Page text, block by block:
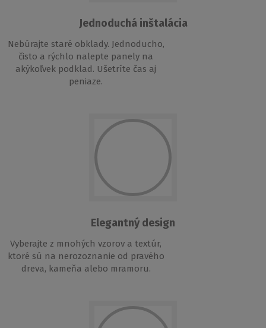
Jednoduchá inštalácia
Nebúrajte staré obklady. Jednoducho,
čisto a rýchlo nalepte panely na
akýkoľvek podklad. Ušetríte čas aj
peniaze.
Elegantný design
Vyberajte z mnohých vzorov a textúr,
ktoré sú na nerozoznanie od pravého
dreva, kameňa alebo mramoru.